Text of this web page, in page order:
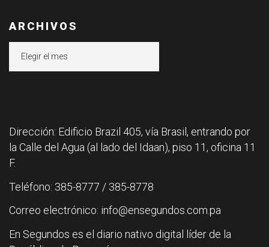
ARCHIVOS
Dirección: Edificio Brazil 405, vía Brasil, entrando por
la Calle del Agua (al lado del Idaan), piso 11, oficina 11
F.
Teléfono: 385-8777 / 385-8778
Correo electrónico: info@ensegundos.com.pa
En Segundos es el diario nativo digital líder de la